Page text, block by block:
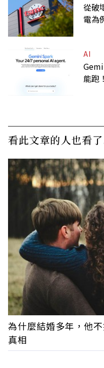
從破
電為
AI
能跑
看此文章的人也看
為什麼結婚多年，他
真相